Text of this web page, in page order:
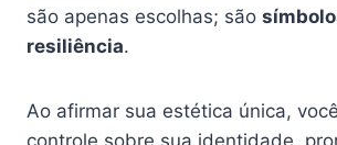
são apenas escolhas; são
resiliência.
Ao afirmar sua estética única,